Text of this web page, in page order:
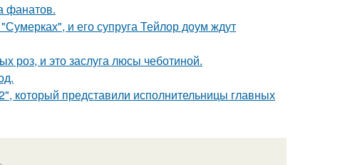
фанатов.
и его супруга Тейлор доум ждут
роз, и это заслуга люсы чеботиной.
который представили исполнительницы главных